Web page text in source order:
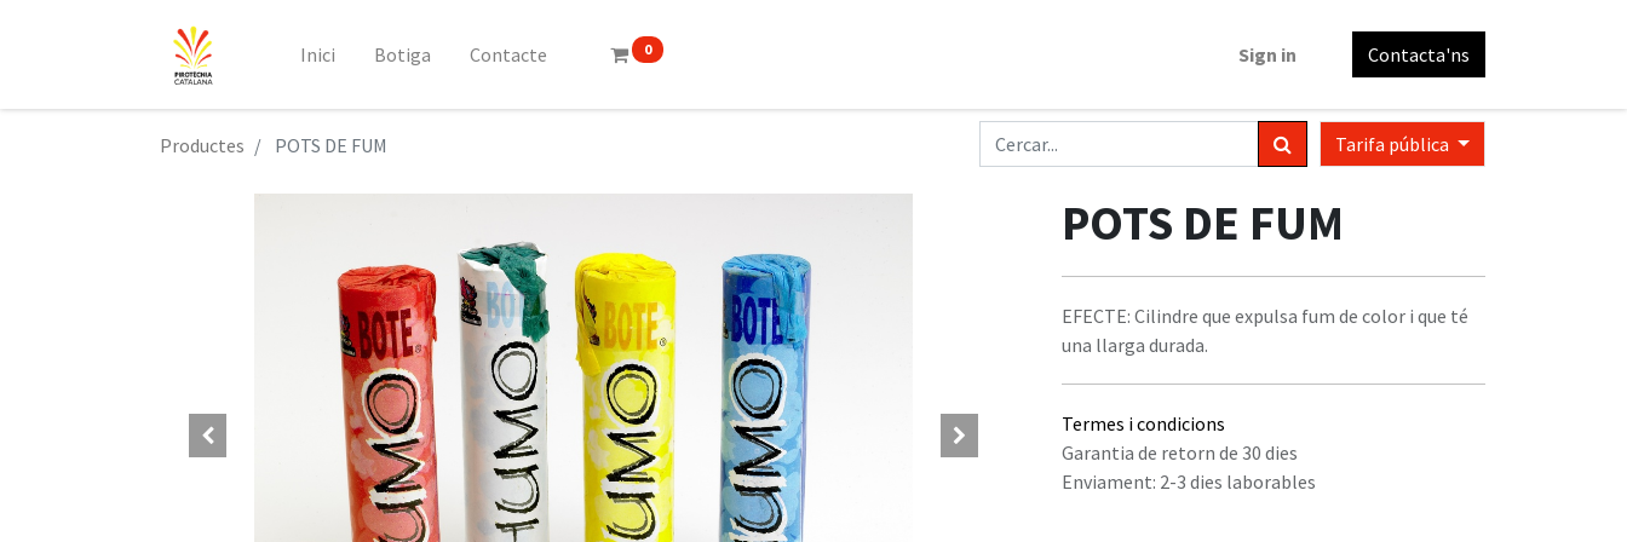
Inici Botiga Contacte 0 Sign in Contacta'ns
Productes POTS DE FUM Tarifa pública
POTS DE FUM
EFECTE: Cilindre que expulsa fum de color i que té
una llarga durada.
Termes i condicions
Garantia de retorn de 30 dies
Enviament: 2-3 dies laborables